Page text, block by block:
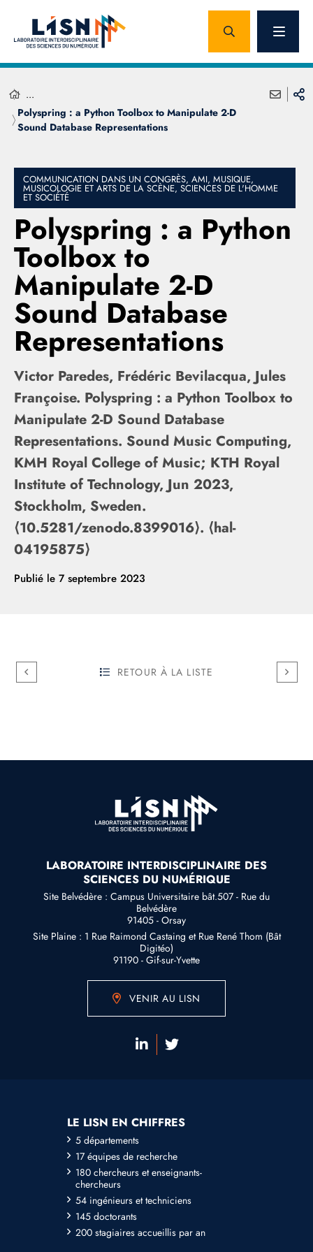
...
Polyspring : a Python Toolbox to Manipulate 2-D
Sound Database Representations
COMMUNICATION DANS UN CONGRÈS, AMI, MUSIQUE,
MUSICOLOGIE ET ARTS DE LA SCÈNE, SCIENCES DE L'HOMME
ET SOCIÉTÉ
Polyspring : a Python
Toolbox to
Manipulate 2-D
Sound Database
Representations
Victor Paredes, Frédéric Bevilacqua, Jules
Françoise. Polyspring : a Python Toolbox to
Manipulate 2-D Sound Database
Representations. Sound Music Computing,
KMH Royal College of Music; KTH Royal
Institute of Technology, Jun 2023,
Stockholm, Sweden.
⟨10.5281/zenodo.8399016⟩. ⟨hal-
04195875⟩
Publié le 7 septembre 2023
RETOUR À LA LISTE
LABORATOIRE INTERDISCIPLINAIRE DES
SCIENCES DU NUMÉRIQUE
Site Belvédère : Campus Universitaire bât.507 - Rue du
Belvédère
91405 - Orsay
Site Plaine : 1 Rue Raimond Castaing et Rue René Thom (Bât
Digitéo)
91190 - Gif-sur-Yvette
VENIR AU LISN
LE LISN EN CHIFFRES
5 départements
17 équipes de recherche
180 chercheurs et enseignants-
chercheurs
54 ingénieurs et techniciens
145 doctorants
200 stagiaires accueillis par an